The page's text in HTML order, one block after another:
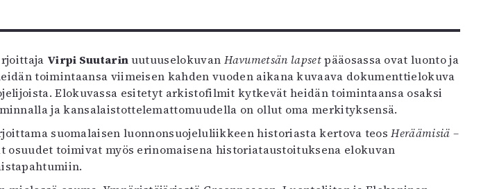
Virpi Suutarinuutuuselokuvan Havumetsän lapsetpääosassa ovat luonto ja
toimintaansa viimeisen kahden vuoden aikana kuvaava dokumenttielokuva
Elokuvassa esitetyt arkistofilmit kytkevät heidän toimintaansa osaksi
ja kansalaistottelemattomuudella on ollut oma merkityksensä.
suomalaisen luonnonsuojeluliikkeen historiasta kertova teosHeräämisiä –
osuudet toimivat myös erinomaisena historiataustoituksena elokuvan